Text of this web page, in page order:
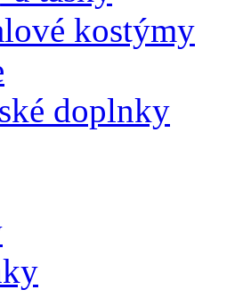
kostýmy
doplnky